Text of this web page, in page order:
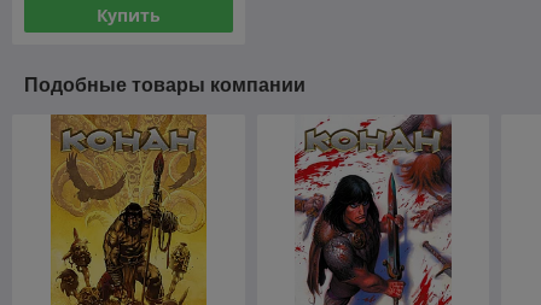
Купить
Подобные товары компании